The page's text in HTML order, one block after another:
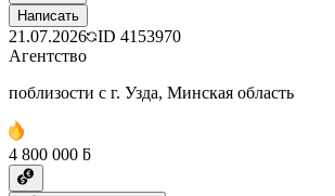
Написать
21.07.2026 ID 4153970
Агентство
поблизости с г. Узда, Минская область
4 800 000 ƃ